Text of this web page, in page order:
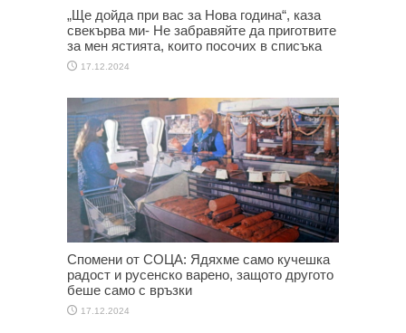
„Ще дойда при вас за Нова година“, каза
свекърва ми- Не забравяйте да приготвите
за мен ястията, които посочих в списъка
17.12.2024
Спомени от СОЦА: Ядяхме само кучешка
радост и русенско варено, защото другото
беше само с връзки
17.12.2024